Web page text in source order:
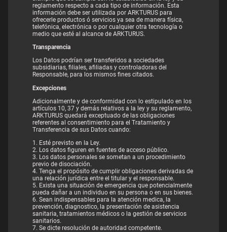
reglamento respecto a cada tipo de información. Esta
información debe ser utilizada por ARKTURUS para
ofrecerle productos ó servicios ya sea de manera física,
telefónica, electrónica o por cualquier otra tecnología o
medio que esté al alcance de ARKTURUS.
Transparencia
Los Datos podrían ser transferidos a sociedades
subsidiarias, filiales, afiliadas y controladoras del
Responsable, para los mismos fines citados.
Excepciones
Adicionalmente y de conformidad con lo estipulado en los
artículos 10, 37 y demás relativos a la ley y su reglamento,
ARKTURUS quedará exceptuado de las obligaciones
referentes al consentimiento para el Tratamiento y
Transferencia de sus Datos cuando:
1. Esté previsto en la Ley.
2. Los datos figuren en fuentes de acceso público.
3. Los datos personales se sometan a un procedimiento
previo de disociación.
4. Tenga el propósito de cumplir obligaciones derivadas de
una relación jurídica entre el titular y el responsable.
5. Exista una situación de emergencia que potencialmente
pueda dañar a un individuo en su persona o en sus bienes.
6. Sean indispensables para la atención medica, la
prevención, diagnostico, la presentación de asistencia
sanitaria, tratamientos médicos o la gestión de servicios
sanitarios.
7. Se dicte resolución de autoridad competente.